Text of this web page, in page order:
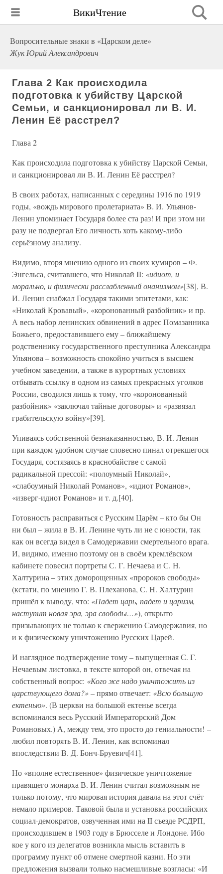
ВикиЧтение
Вопросительные знаки в «Царском деле»
Жук Юрий Александрович
Глава 2 Как происходила
подготовка к убийству Царской
Семьи, и санкционировал ли В. И.
Ленин Её расстрел?
Глава 2
Как происходила подготовка к убийству Царской Семьи,
и санкционировал ли В. И. Ленин Её расстрел?
В своих работах, написанных с середины 1916 по 1919
годы, «вождь мирового пролетариата» В. И. Ульянов-
Ленин упоминает Государя более ста раз! И при этом ни
разу не подвергал Его личность хоть какому-либо
серьёзному анализу.
Видимо, вторя мнению одного из своих кумиров – Ф.
Энгельса, считавшего, что Николай II: «идиот, и
морально, и физически расслабленный онанизмом»[38], В.
И. Ленин снабжал Государя такими эпитетами, как:
«Николай Кровавый», «коронованный разбойник» и пр.
А весь набор ленинских обвинений в адрес Помазанника
Божьего, предоставившего ему – ближайшему
родственнику государственного преступника Александра
Ульянова – возможность спокойно учиться в высшем
учебном заведении, а также в курортных условиях
отбывать ссылку в одном из самых прекрасных уголков
России, сводился лишь к тому, что «коронованный
разбойник» «заключал тайные договоры» и «развязал
грабительскую войну»[39].
Упиваясь собственной безнаказанностью, В. И. Ленин
при каждом удобном случае словесно пинал отрекшегося
Государя, состязаясь в краснобайстве с самой
радикальной прессой: «полоумный Николай»,
«слабоумный Николай Романов», «идиот Романов»,
«изверг-идиот Романов» и т. д.[40].
Готовность расправиться с Русским Царём – кто бы Он
ни был – жила в В. И. Ленине чуть ли не с юности, так
как он всегда видел в Самодержавии смертельного врага.
И, видимо, именно поэтому он в своём кремлёвском
кабинете повесил портреты С. Г. Нечаева и С. Н.
Халтурина – этих доморощенных «пророков свободы»
(кстати, по мнению Г. В. Плеханова, С. Н. Халтурин
пришёл к выводу, что: «Падет царь, падет и царизм,
наступит новая эра, эра свободы…»), открыто
призывающих не только к свержению Самодержавия, но
и к физическому уничтожению Русских Царей.
И наглядное подтверждение тому – выпущенная С. Г.
Нечаевым листовка, в тексте которой он, отвечая на
собственный вопрос: «Кого же надо уничтожить из
царствующего дома?»– прямо отвечает: «Всю большую
ектенью». (В церкви на большой ектенье всегда
вспоминался весь Русский Императорский Дом
Романовых.) А, между тем, это просто до гениальности! –
любил повторять В. И. Ленин, как вспоминал
впоследствии В. Д. Бонч-Бруевич[41].
Но «вполне естественное» физическое уничтожение
правящего монарха В. И. Ленин считал возможным не
только потому, что мировая история давала на этот счёт
немало примеров. Таковой была и установка российских
социал-демократов, озвученная ими на II съезде РСДРП,
происходившем в 1903 году в Брюсселе и Лондоне. Ибо
кое у кого из делегатов возникла мысль вставить в
программу пункт об отмене смертной казни. Но эти
предложения вызвали только насмешливые возгласы: «И